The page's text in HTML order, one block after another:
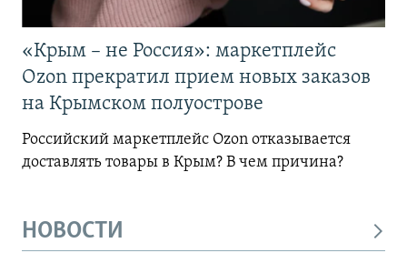
«Крым – не Россия»: маркетплейс
Ozon прекратил прием новых заказов
на Крымском полуострове
Российский маркетплейс Ozon отказывается
доставлять товары в Крым? В чем причина?
НОВОСТИ